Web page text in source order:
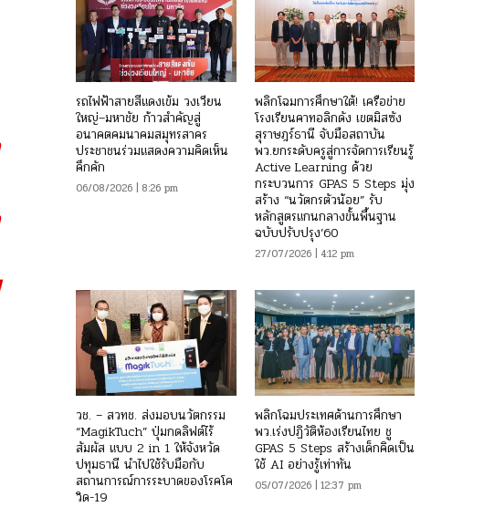
รถไฟฟ้าสายสีแดงเข้ม วงเวียน
ใหญ่–มหาชัย ก้าวสำคัญสู่
อนาคตคมนาคมสมุทรสาคร
ประชาชนร่วมแสดงความคิดเห็น
คึกคัก
06/08/2026 | 8:26 pm
พลิกโฉมการศึกษาใต้! เครือข่าย
โรงเรียนคาทอลิกดัง เขตมิสซัง
สุราษฎร์ธานี จับมือสถาบัน
พว.ยกระดับครูสู่การจัดการเรียนรู้
Active Learning ด้วย
กระบวนการ GPAS 5 Steps มุ่ง
สร้าง “นวัตกรตัวน้อย” รับ
หลักสูตรแกนกลางขั้นพื้นฐาน
ฉบับปรับปรุง’60
27/07/2026 | 4:12 pm
วช. – สวทช. ส่งมอบนวัตกรรม
“MagikTuch” ปุ่มกดลิฟต์ไร้
สัมผัส แบบ 2 in 1 ให้จังหวัด
ปทุมธานี นำไปใช้รับมือกับ
สถานการณ์การระบาดของโรคโค
วิด-19
พลิกโฉมประเทศด้านการศึกษา
พว.เร่งปฏิวัติห้องเรียนไทย ชู
GPAS 5 Steps สร้างเด็กคิดเป็น
ใช้ AI อย่างรู้เท่าทัน
05/07/2026 | 12:37 pm